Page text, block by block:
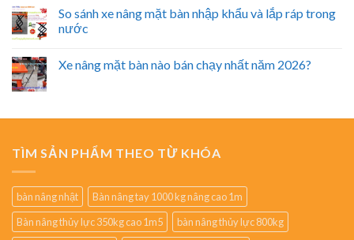
So sánh xe nâng mặt bàn nhập khẩu và lắp ráp trong
nước
Xe nâng mặt bàn nào bán chạy nhất năm 2026?
TÌM SẢN PHẨM THEO TỪ KHÓA
bàn nâng nhật
Bàn nâng tay 1000 kg nâng cao 1m
Bàn nâng thủy lực 350kg cao 1m5
bàn nâng thủy lực 800kg